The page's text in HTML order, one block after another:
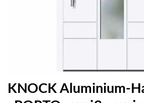
KNOCK Aluminium-